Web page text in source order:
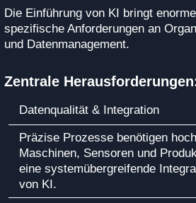
Die Einführung von KI bringt
spezifische Anforderungen an
und Datenmanagement.
Zentrale
Datenqualität & Integration
Präzise Prozesse benötigen
Maschinen, Sensoren und
eine systemübergreifende
von KI.